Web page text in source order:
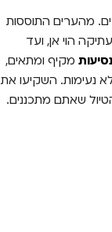
מהערים התוססות
הוי אן, ועד
מקיף ומתאים,
נעימות. השקיעו את
שאתם מתכננים.